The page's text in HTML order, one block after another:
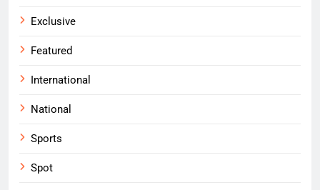
Exclusive
Featured
International
National
Sports
Spot